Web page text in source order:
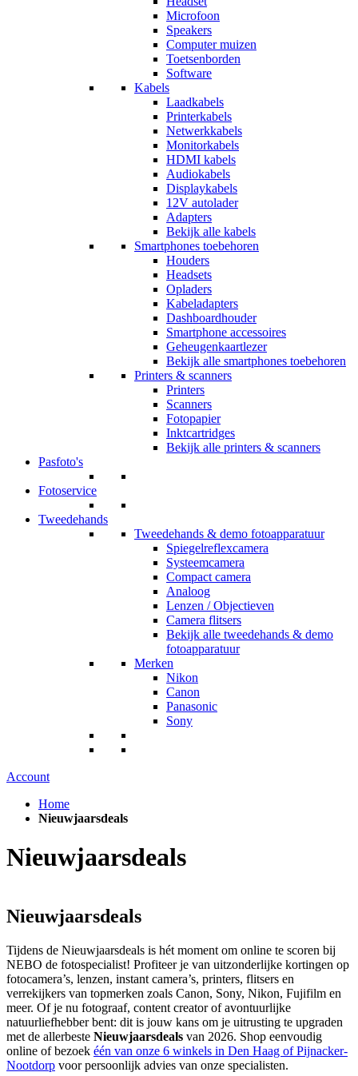
Microfoon
Speakers
Computer muizen
Toetsenborden
Software
Kabels
Laadkabels
Printerkabels
Netwerkkabels
Monitorkabels
HDMI kabels
Audiokabels
Displaykabels
12V autolader
Adapters
Bekijk alle kabels
Smartphones toebehoren
Houders
Headsets
Opladers
Kabeladapters
Dashboardhouder
Smartphone accessoires
Geheugenkaartlezer
Bekijk alle smartphones toebehoren
Printers & scanners
Printers
Scanners
Fotopapier
Inktcartridges
Bekijk alle printers & scanners
Pasfoto's
Fotoservice
Tweedehands
Tweedehands & demo fotoapparatuur
Spiegelreflexcamera
Systeemcamera
Compact camera
Analoog
Lenzen / Objectieven
Camera flitsers
Bekijk alle tweedehands & demo
fotoapparatuur
Merken
Nikon
Canon
Panasonic
Sony
Account
Home
Nieuwjaarsdeals
Nieuwjaarsdeals
Nieuwjaarsdeals
Tijdens de Nieuwjaarsdeals is hét moment om online te scoren bij
NEBO de fotospecialist! Profiteer je van uitzonderlijke kortingen op
fotocamera’s, lenzen, instant camera’s, printers, flitsers en
verrekijkers van topmerken zoals Canon, Sony, Nikon, Fujifilm en
meer. Of je nu fotograaf, content creator of avontuurlijke
natuurliefhebber bent: dit is jouw kans om je uitrusting te upgraden
met de allerbeste Nieuwjaarsdeals van 2026. Shop eenvoudig
online of bezoek één van onze 6 winkels in Den Haag of Pijnacker-
Nootdorp voor persoonlijk advies van onze specialisten.